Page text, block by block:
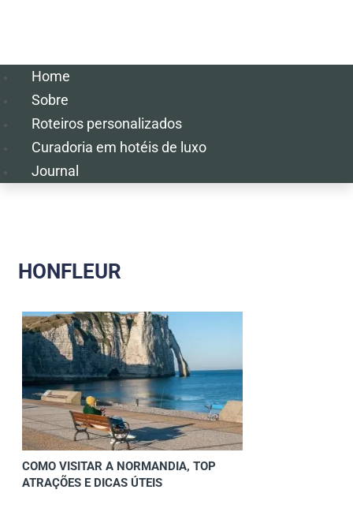
Home
Sobre
Roteiros personalizados
Curadoria em hotéis de luxo
Journal
HONFLEUR
COMO VISITAR A NORMANDIA, TOP
ATRAÇÕES E DICAS ÚTEIS